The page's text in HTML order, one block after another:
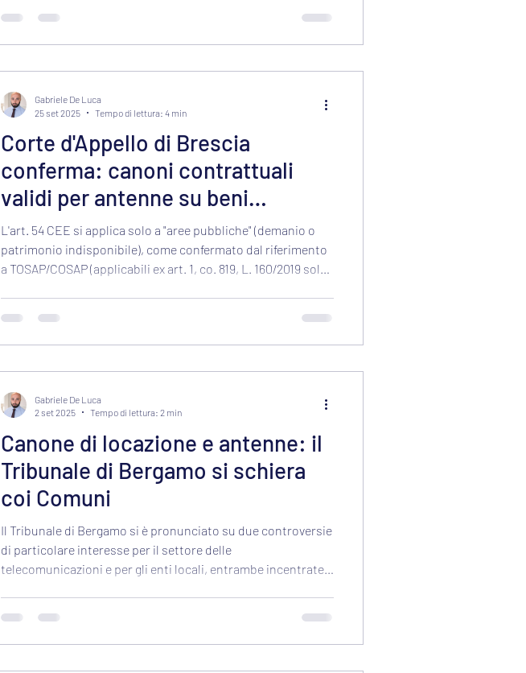
l'esercizio di servizi di comunicazione elettronica, se non
quelli espressamente previsti dalla legge statale.
Corte d'Appello di Brescia
conferma: canoni contrattuali
validi per antenne su beni
patrimoniali disponibili dei
Comuni
L'art. 54 CEE si applica solo a "aree pubbliche" (demanio o
patrimonio indisponibile), come confermato dal riferimento
a TOSAP/COSAP (applicabili ex art. 1, co. 819, L. 160/2019 solo
Gabriele De Luca
25 set 2025
Tempo di lettura: 4 min
Canone di locazione e antenne: il
Tribunale di Bergamo si schiera
coi Comuni
Il Tribunale di Bergamo si è pronunciato su due controversie
di particolare interesse per il settore delle
telecomunicazioni e per gli enti locali, entrambe incentrate
Gabriele De Luca
2 set 2025
Tempo di lettura: 2 min